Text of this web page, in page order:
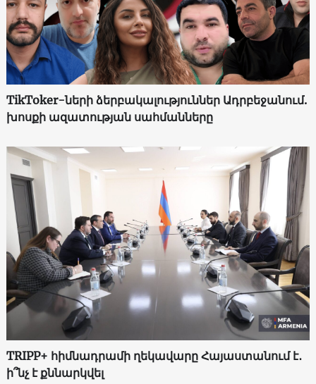
TikToker-ների ձերբակալություններ Ադրբեջանում.
խոսքի ազատության սահմանները
TRIPP+ հիմնադրամի ղեկավարը Հայաստանում է․
ի՞նչ է քննարկվել